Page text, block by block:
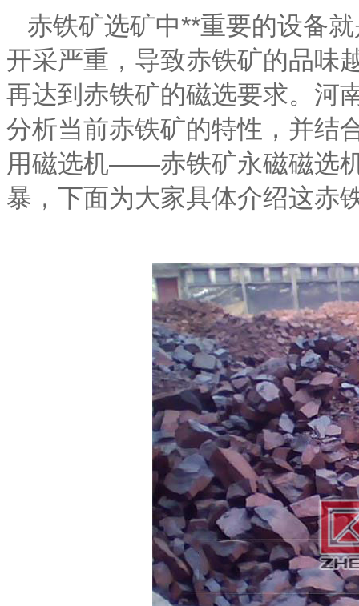
赤铁矿选矿中**重要的设备就
开采严重，导致赤铁矿的品味
再达到赤铁矿的磁选要求。
分析当前赤铁矿的特性，并
用磁选机——赤铁矿永磁磁选机
暴，下面为大家具体介绍这赤